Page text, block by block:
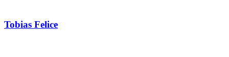
Tobias Felice